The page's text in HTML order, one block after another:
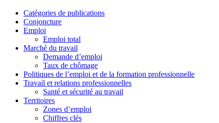
Catégories de publications
Conjoncture
Emploi
Emploi total
Marché du travail
Demande d’emploi
Taux de chômage
Politiques de l’emploi et de la formation professionnelle
Travail et relations professionnelles
Santé et sécurité au travail
Territoires
Zones d’emploi
Chiffres clés